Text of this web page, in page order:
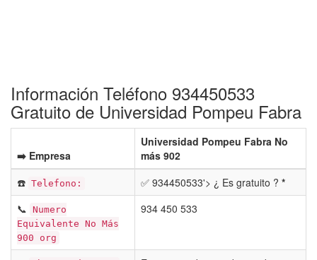
Información Teléfono 934450533
Gratuito de Universidad Pompeu Fabra
➡️ Empresa
Universidad Pompeu Fabra No
más 902
☎️ Telefono: ✅ 934450533'> ¿ Es gratuito ? *
📞 Numero
Equivalente No Más
900 org
934 450 533